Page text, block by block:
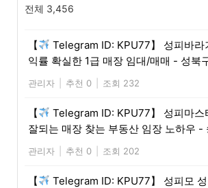
전체 3,456
【
Telegram ID: KPU77】 성피바라
익률 확실한 1급 매장 임대/매매 - 성북
관리자 추천 0 조회 232
【
Telegram ID: KPU77】 성피마스
잘되는 매장 찾는 부동산 임장 노하우 -
관리자 추천 0 조회 202
【
Telegram ID: KPU77】 성피모